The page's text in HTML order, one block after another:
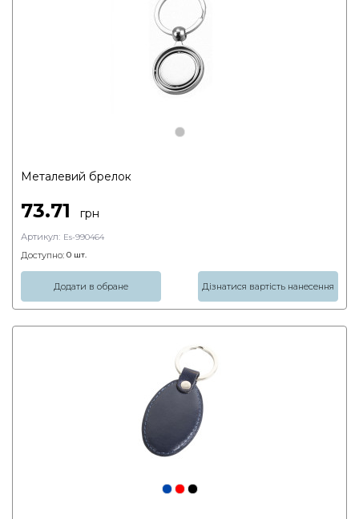
Металевий брелок
73.71 грн
Артикул: Es-990464
Доступно: 0 шт.
Додати в обране Дізнатися вартість нанесення